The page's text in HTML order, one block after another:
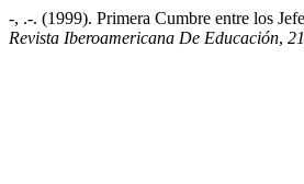
-, .-. (1999). Primera Cumbre entre los
Revista Iberoamericana De Educación, 21